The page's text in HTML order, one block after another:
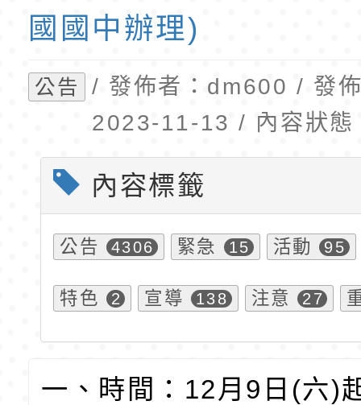
班教師助理員」甄選
梯特教代理教師甄選
國國中辦理)
公告
/ 發佈者：dm600 / 發
2023-11-13 / 內容狀態
內容標籤
公告 4306 緊急 15 活動 95
特色 2 宣導 138 注意 27
一、時間：12月9日(六)